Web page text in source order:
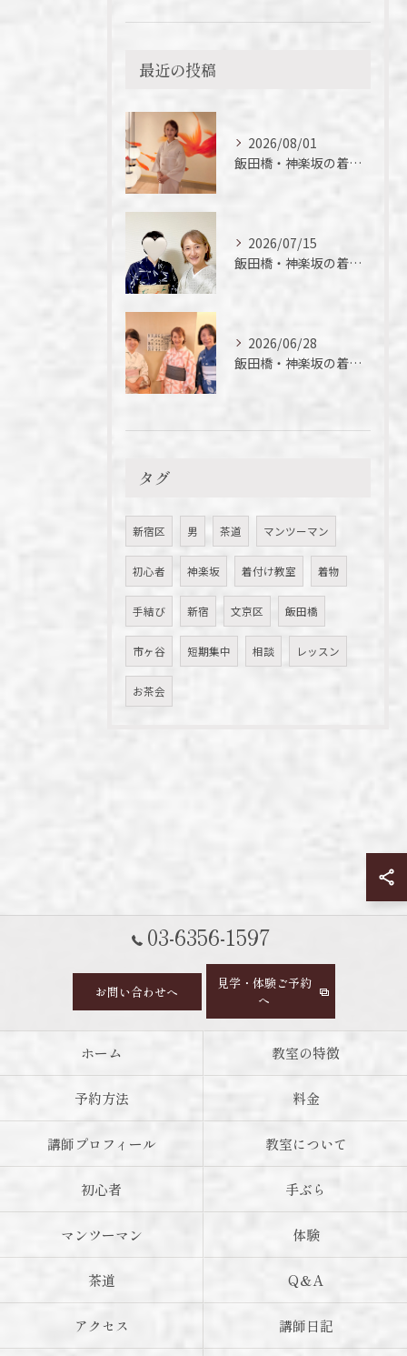
最近の投稿
2026/08/01
飯田橋・神楽坂の着付け教室｜夏の着物の魅力
2026/07/15
飯田橋・神楽坂の着付け教室｜短期間でここまでできる！徒さん実例ご紹介
2026/06/28
飯田橋・神楽坂の着付け教室｜今年初の浴衣、落語を楽しんできました
タグ
新宿区 男 茶道 マンツーマン
初心者 神楽坂 着付け教室 着物
手結び 新宿 文京区 飯田橋
市ヶ谷 短期集中 相談 レッスン
お茶会
03-6356-1597
お問い合わせへ
見学・体験ご予約
へ
ホーム 教室の特徴
予約方法 料金
講師プロフィール 教室について
初心者 手ぶら
マンツーマン 体験
茶道 Q＆A
アクセス 講師日記